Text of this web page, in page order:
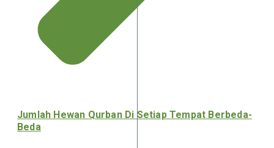
Jumlah Hewan Qurban Di Setiap Tempat Berbeda-
Beda